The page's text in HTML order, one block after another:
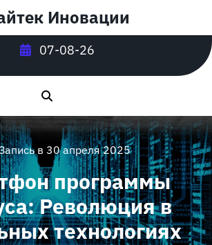
Иновации
07-08-26
в 30 апреля 2025
программы
Революция в
технологиях